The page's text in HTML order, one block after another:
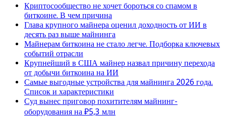
Криптосообщество не хочет бороться со спамом в
биткоине. В чем причина
Глава крупного майнера оценил доходность от ИИ в
десять раз выше майнинга
Майнерам биткоина не стало легче. Подборка ключевых
событий отрасли
Крупнейший в США майнер назвал причину перехода
от добычи биткоина на ИИ
Самые выгодные устройства для майнинга 2026 года.
Список и характеристики
Суд вынес приговор похитителям майнинг-
оборудования на ₽5,3 млн